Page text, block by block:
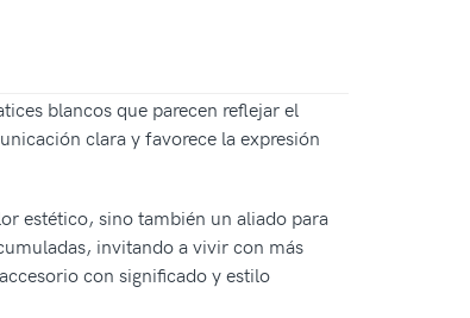
blancos que parecen reflejar el
clara y favorece la expresión
estético, sino también un aliado para
invitando a vivir con más
con significado y estilo